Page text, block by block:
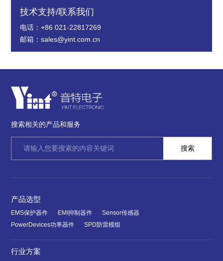
技术支持/联系我们
电话：+86 021-22817269
邮箱：sales@yint.com.cn
搜索相关的产品和服务
产品选型
EMS保护器件 EMI抑制器件
Sensor传感器
PowerDevices功率器件
SPD防雷模组
行业方案